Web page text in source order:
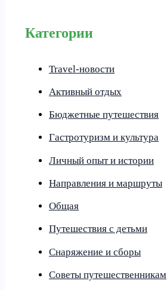
Категории
Travel-новости
Активный отдых
Бюджетные путешествия
Гастротуризм и культура
Личный опыт и истории
Направления и маршруты
Общая
Путешествия с детьми
Снаряжение и сборы
Советы путешественникам